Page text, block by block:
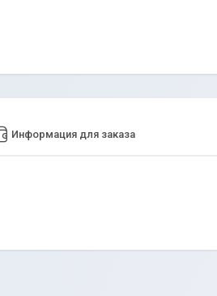
Информация для заказа